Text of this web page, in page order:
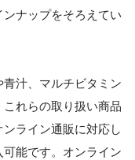
ナップをそろえてい
汁、マルチビタミン
れらの取り扱い商品
ライン通販に対応し
能です。オンライン